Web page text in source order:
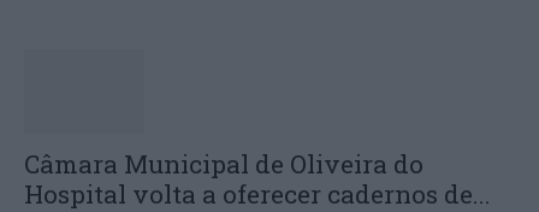
Câmara Municipal de Oliveira do
Hospital volta a oferecer cadernos de...